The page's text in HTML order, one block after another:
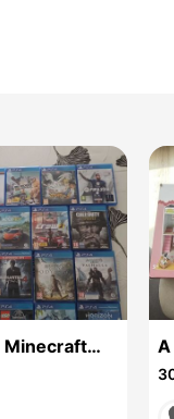
Minecraft
A